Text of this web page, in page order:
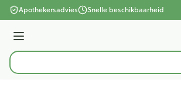
Ga naar de inhoud
Apothekersadvies Snelle beschikbaarheid
Menu
Product, merk, categorie...